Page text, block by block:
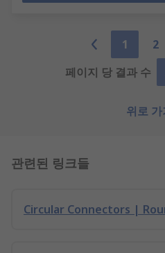
1 2
페이지 당 결과 수
위로 가
관련된 링크들
Circular Connectors |